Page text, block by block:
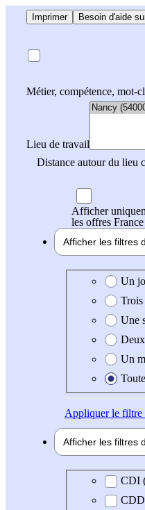
Imprimer Besoin d'aide
Métier, compétence, mot-
Lieu de travail
Distance autour du lieu
Afficher
les offres
Afficher les filtres
Date de
Un
Une
Un
Appliquerle filtre
Afficher les filtres
Type de contrat
CDI